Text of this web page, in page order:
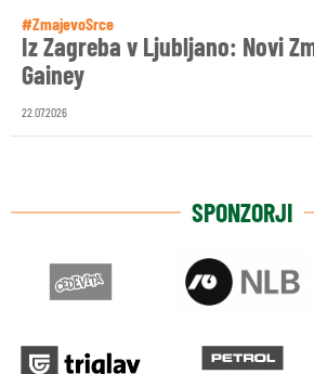
#ZmajevoSrce
Iz Zagreba v Ljubljano: Novi
Gainey
22.07.2026
SPONZORJI